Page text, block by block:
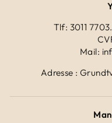
Tlf: 3011
Mail:
Adresse :